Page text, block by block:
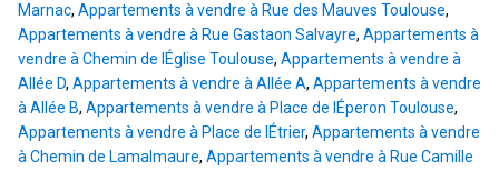
Marnac, Appartements à vendre à Rue des Mauves Toulouse,
Appartements à vendre à Rue Gastaon Salvayre, Appartements à
vendre à Chemin de lÉglise Toulouse, Appartements à vendre à
Allée D, Appartements à vendre à Allée A, Appartements à vendre
à Allée B, Appartements à vendre à Place de lÉperon Toulouse,
Appartements à vendre à Place de lÉtrier, Appartements à vendre
à Chemin de Lamalmaure, Appartements à vendre à Rue Camille